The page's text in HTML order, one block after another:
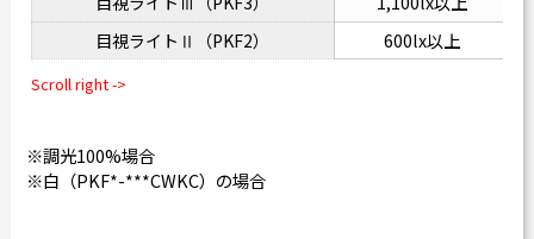
目視ライトⅡ（PKF2） 600lx以上
※調光100%場合
※白（PKF*-***CWKC）の場合